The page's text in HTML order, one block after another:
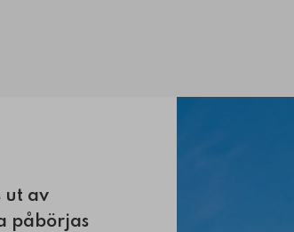
ut av
påbörjas